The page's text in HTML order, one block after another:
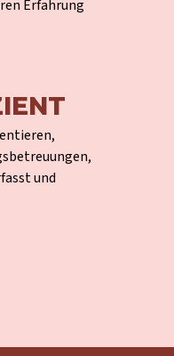
Erfahrung
und